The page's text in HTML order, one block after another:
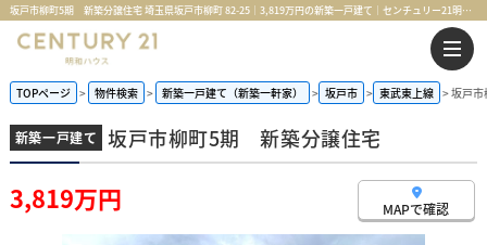
坂戸市柳町5期 新築分譲住宅 埼玉県坂戸市柳町 82-25｜3,819万円の新築一戸建て｜センチュリー21明和ハウス
TOPページ 物件検索 新築一戸建て（新築一軒家） 坂戸市 東武東上線 坂戸
新築一戸建て 坂戸市柳町5期 新築分譲住宅
3,819万円 MAPで確認